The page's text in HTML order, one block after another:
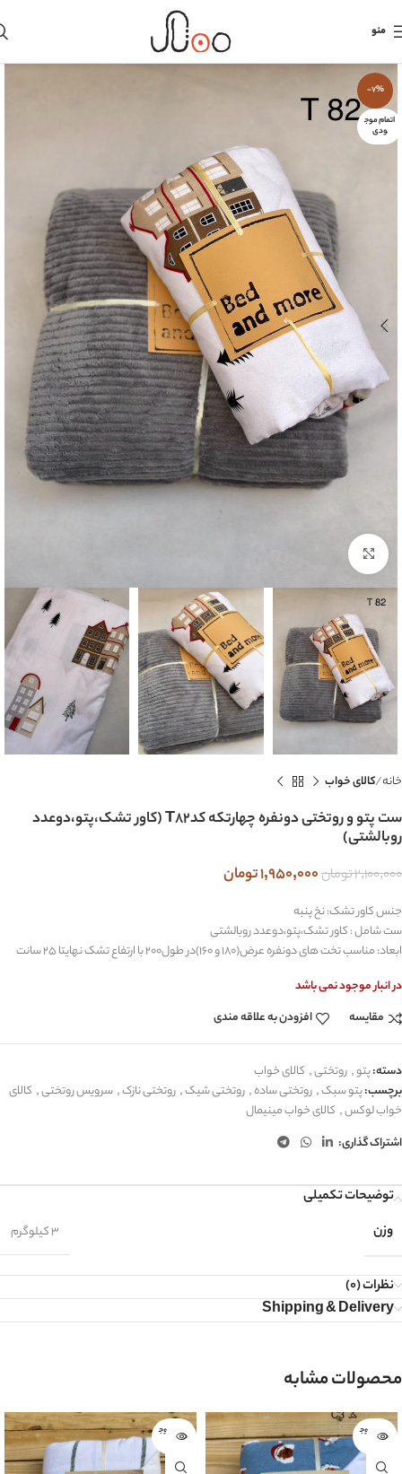
منو
-7%
اتمام موج
ودی
بزرگنمایی تصویر
خانه کالای خواب
ست پتو و روتختی دونفره چهارتکه کدT82 (کاور تشک،پتو،دوعدد
روبالشتی)
2,100,000تومان1,950,000تومان
جنس کاور تشک: نخ پنبه
ست شامل : کاور تشک،پتو،دوعدد روبالشتی
ابعاد: مناسب تخت های دونفره عرض(180 و 160)در طول200 با ارتفاع تشک نهایتا 25 سانت
در انبار موجود نمی باشد
مقایسه
افزودن به علاقه مندی
دسته:پتو, روتختی, کالای خواب
برچسب:پتو سبک, روتختی ساده, روتختی شیک, روتختی نازک, سرویس روتختی, کالای
خواب لوکس, کالای خواب مینیمال
اشتراک گذاری:
توضیحات تکمیلی
وزن
3 کیلوگرم
نظرات (0)
Shipping & Delivery
محصولات مشابه
اتمام موج
ودی
اتمام موج
ودی